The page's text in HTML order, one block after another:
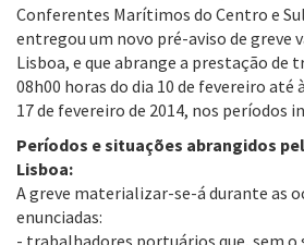
Conferentes Marítimos do Centro e
entregou um novo pré-aviso de greve
Lisboa, e que abrange a prestação de
08h00 horas do dia 10 de fevereiro até
17 de fevereiro de 2014, nos períodos
Períodos e situações abrangidos
Lisboa:
A greve materializar-se-á durante as
enunciadas: